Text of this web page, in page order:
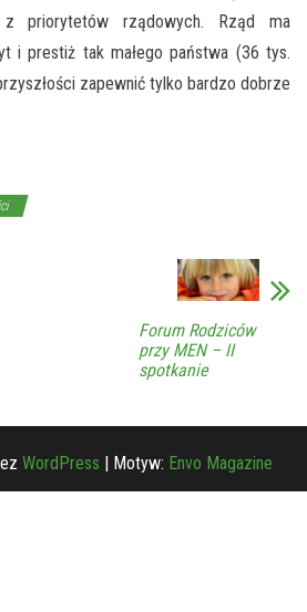
priorytetów rządowych. Rząd ma
i prestiż tak małego państwa (36 tys.
zapewnić tylko bardzo dobrze
Forum Rodziców
przy MEN – II
spotkanie
WordPress | Motyw: Envo Magazine